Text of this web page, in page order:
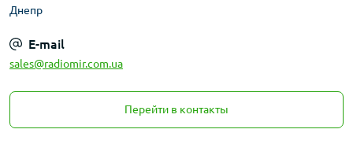
Днепр
E-mail
sales@radiomir.com.ua
Перейти в контакты